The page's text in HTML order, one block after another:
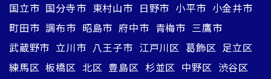
国立市 国分寺市 東村山市 日野市 小平市 小金井市
町田市 調布市 昭島市 府中市 青梅市 三鷹市
武蔵野市 立川市 八王子市 江戸川区 葛飾区 足立区
練馬区 板橋区 北区 豊島区 杉並区 中野区 渋谷区